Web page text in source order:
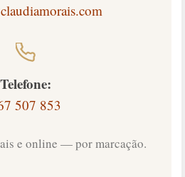
Telefone:
507 853
e online — por marcação.